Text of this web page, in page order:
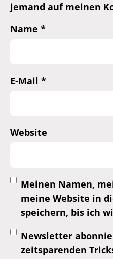
jemand auf meinen
Name *
E-Mail *
Website
Meinen Namen,
meine Website in
speichern, bis ich
Newsletter
zeitsparenden